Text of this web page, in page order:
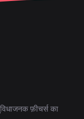
फ़ीचर्स का